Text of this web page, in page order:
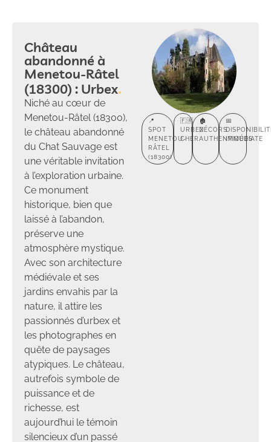
Château
abandonné à
Menetou-Râtel
(18300) : Urbex
Niché au cœur de
Menetou-Râtel (18300),
le château abandonné
du Chat Sauvage est
une véritable invitation
à l’exploration urbaine.
Ce monument
historique, bien que
laissé à l’abandon,
préserve une
atmosphère mystique.
Avec son architecture
médiévale et ses
jardins envahis par la
nature, il attire les
passionnés d’urbex et
les photographes en
quête de paysages
atypiques. Le château,
autrefois symbole de
puissance et de
richesse, est
aujourd’hui le témoin
silencieux d’un passé
📍
SPOT
MENETOU-
RÂTEL
(18300)
🇫🇷
URBEX
CHER
🏚️
DÉCORS
AUTHENTIQUES
📅
IMMÉDIATE